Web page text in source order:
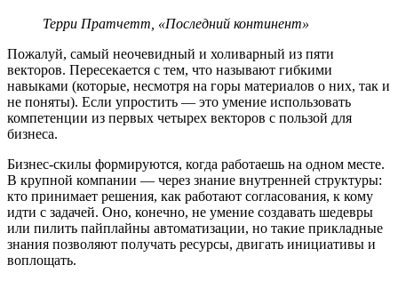
Терри Пратчетт, «Последний континент»
Пожалуй, самый неочевидный и холиварный из пяти
векторов. Пересекается с тем, что называют гибкими
навыками (которые, несмотря на горы материалов о них, так и
не поняты). Если упростить — это умение использовать
компетенции из первых четырех векторов с пользой для
бизнеса.
Бизнес-скилы формируются, когда работаешь на одном месте.
В крупной компании — через знание внутренней структуры:
кто принимает решения, как работают согласования, к кому
идти с задачей. Оно, конечно, не умение создавать шедевры
или пилить пайплайны автоматизации, но такие прикладные
знания позволяют получать ресурсы, двигать инициативы и
воплощать.